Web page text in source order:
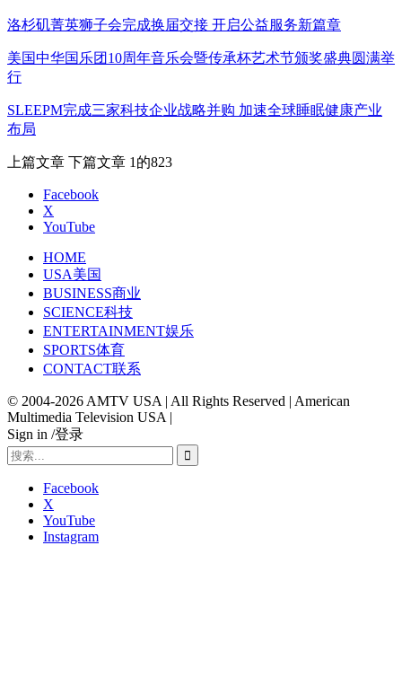
洛杉矶菁英狮子会完成换届交接 开启公益服务新篇章
美国中华国乐团10周年音乐会暨传承杯艺术节颁奖盛典圆满举
行
SLEEPM完成三家科技企业战略并购 加速全球睡眠健康产业
布局
上篇文章 下篇文章 1的823
Facebook
X
YouTube
HOME
USA美国
BUSINESS商业
SCIENCE科技
ENTERTAINMENT娱乐
SPORTS体育
CONTACT联系
© 2004-2026 AMTV USA | All Rights Reserved | American
Multimedia Television USA |
Sign in /登录
Facebook
X
YouTube
Instagram